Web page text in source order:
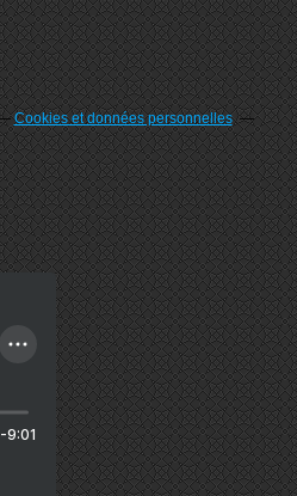
Cookies et données personnelles
-9:01